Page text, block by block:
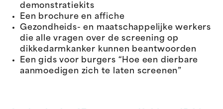
demonstratiekits
Een brochure en affiche
Gezondheids- en maatschappelijke werkers
die alle vragen over de screening op
dikkedarmkanker kunnen beantwoorden
Een gids voor burgers “Hoe een dierbare
aanmoedigen zich te laten screenen”